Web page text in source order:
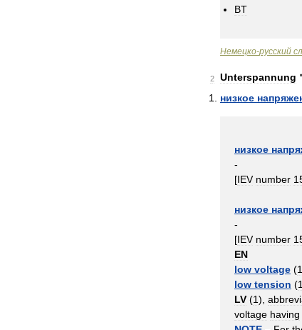
BT
Немецко-русский
2
Unterspannung
низкое
низкое
-
[IEV number
низкое
-
[IEV number
EN
low voltage (1
low tension (1
LV (1),
voltage having